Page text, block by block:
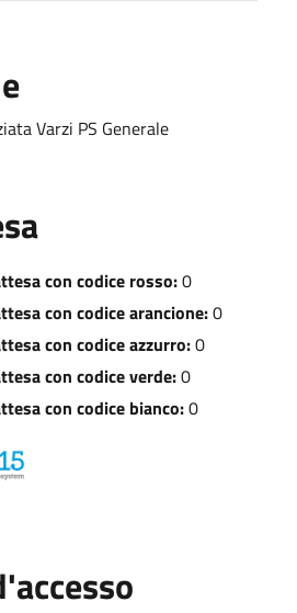
Varzi PS Generale
con codice rosso:0
con codice arancione:0
con codice azzurro:0
con codice verde:0
con codice bianco:0